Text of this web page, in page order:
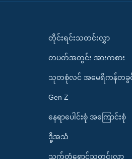
တိုင်းရင်းသတင်းလွှာ
တပတ်အတွင်း အားကစား
သုတစုံလင် အမေရိကန်တခွ
Gen Z
နေရာပေါင်းစုံ အကြောင်းစုံ
ဒို့အသံ
သက်တံရောင်သတင်းလွှာ